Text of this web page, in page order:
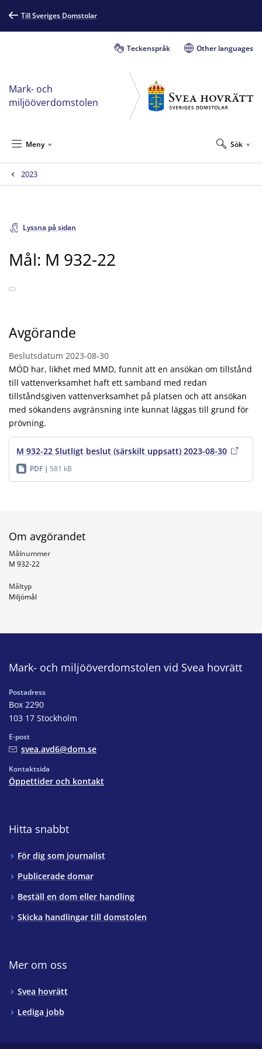
Till Sveriges Domstolar
Teckenspråk Other languages
Mark- och
miljööverdomstolen
Sök
Meny
2023
Lyssna på sidan
Mål: M 932-22
Avgörande
Beslutsdatum 2023-08-30
MÖD har, likhet med MMD, funnit att en ansökan om tillstånd
till vattenverksamhet haft ett samband med redan
tillståndsgiven vattenverksamhet på platsen och att ansökan
med sökandens avgränsning inte kunnat läggas till grund för
prövning.
M 932-22 Slutligt beslut (särskilt uppsatt) 2023-08-30
PDF 581 kB
Om avgörandet
Målnummer
M 932-22
Måltyp
Miljömål
Mark- och miljööverdomstolen vid Svea hovrätt
Postadress
Box 2290
103 17 Stockholm
E-post
svea.avd6@dom.se
Kontaktsida
Öppettider och kontakt
Hitta snabbt
För dig som journalist
Publicerade domar
Beställ en dom eller handling
Skicka handlingar till domstolen
Mer om oss
Svea hovrätt
Lediga jobb